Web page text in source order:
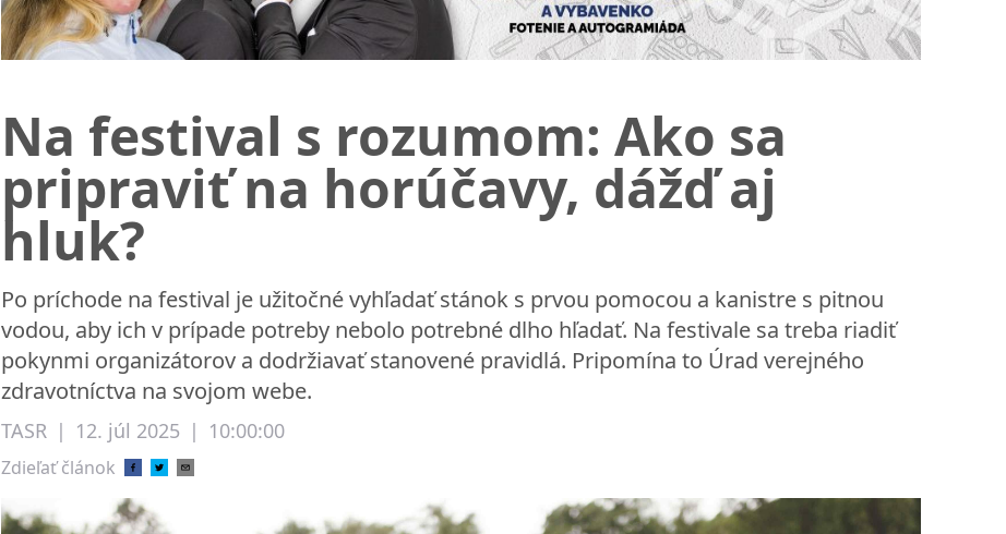
Na festival s rozumom: Ako sa
pripraviť na horúčavy, dážď aj
hluk?
Po príchode na festival je užitočné vyhľadať stánok s prvou pomocou a kanistre s pitnou
vodou, aby ich v prípade potreby nebolo potrebné dlho hľadať. Na festivale sa treba riadiť
pokynmi organizátorov a dodržiavať stanovené pravidlá. Pripomína to Úrad verejného
zdravotníctva na svojom webe.
TASR | 12. júl 2025 | 10:00:00
Zdieľať článok